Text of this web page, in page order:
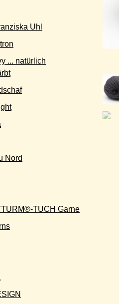
Uhl
... natürlich
Nord
TUCH Garne